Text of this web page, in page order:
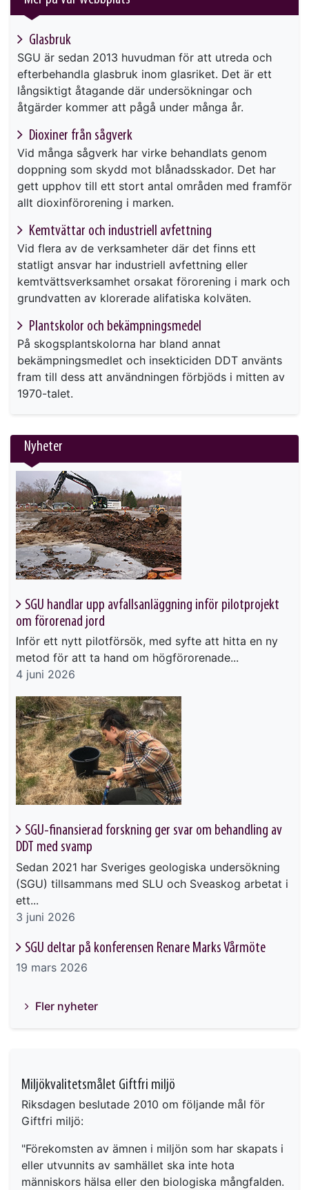
Glasbruk
SGU är sedan 2013 huvudman för att utreda och
efterbehandla glasbruk inom glasriket. Det är ett
långsiktigt åtagande där undersökningar och
åtgärder kommer att pågå under många år.
Dioxiner från sågverk
Vid många sågverk har virke behandlats genom
doppning som skydd mot blånadsskador. Det har
gett upphov till ett stort antal områden med framför
allt dioxinförorening i marken.
Kemtvättar och industriell avfettning
Vid flera av de verksamheter där det finns ett
statligt ansvar har industriell avfettning eller
kemtvättsverksamhet orsakat förorening i mark och
grundvatten av klorerade alifatiska kolväten.
Plantskolor och bekämpningsmedel
På skogsplantskolorna har bland annat
bekämpningsmedlet och insekticiden DDT använts
fram till dess att användningen förbjöds i mitten av
1970-talet.
Nyheter
SGU handlar upp avfallsanläggning inför pilotprojekt
om förorenad jord
Inför ett nytt pilotförsök, med syfte att hitta en ny
metod för att ta hand om högförorenade...
4 juni 2026
SGU-finansierad forskning ger svar om behandling av
DDT med svamp
Sedan 2021 har Sveriges geologiska undersökning
(SGU) tillsammans med SLU och Sveaskog arbetat i
ett...
3 juni 2026
SGU deltar på konferensen Renare Marks Vårmöte
19 mars 2026
Fler nyheter
Miljökvalitetsmålet Giftfri miljö
Riksdagen beslutade 2010 om följande mål för
Giftfri miljö:
"Förekomsten av ämnen i miljön som har skapats i
eller utvunnits av samhället ska inte hota
människors hälsa eller den biologiska mångfalden.